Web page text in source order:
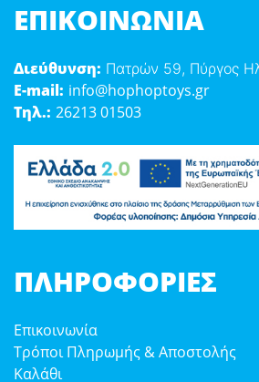
ΕΠΙΚΟΙΝΩΝΊΑ
Διεύθυνση: Πατρών 59, Πύργος
E-mail: info@hophoptoys.gr
Τηλ.: 26213 01503
ΠΛΗΡΟΦΟΡΊΕΣ
Επικοινωνία
Τρόποι Πληρωμής & Αποστολής
Καλάθι